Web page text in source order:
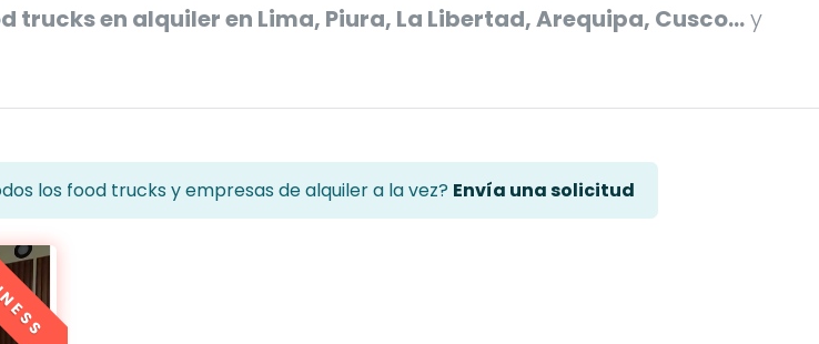
trucks en alquiler en Lima, Piura, La Libertad, Arequipa, Cusco…y
los food trucks y empresas de alquiler a la vez? Envía una solicitud